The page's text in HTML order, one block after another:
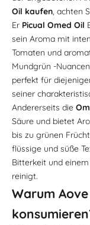
Oil kaufen, achten
Er Picual Omed Oil
sein Aroma mit
Tomaten und
Mundgrün -
perfekt für
seiner
Andererseits die
Säure und bietet
bis zu grünen
flüssige und süße
Bitterkeit und
reinigt.
Warum